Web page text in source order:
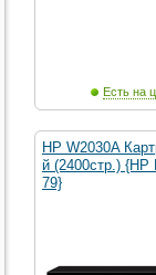
Есть на
HP W2030A
й (2400стр.)
79}